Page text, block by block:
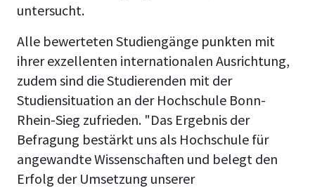
untersucht.
Alle bewerteten Studiengänge punkten mit
ihrer exzellenten internationalen Ausrichtung,
zudem sind die Studierenden mit der
Studiensituation an der Hochschule Bonn-
Rhein-Sieg zufrieden. "Das Ergebnis der
Befragung bestärkt uns als Hochschule für
angewandte Wissenschaften und belegt den
Erfolg der Umsetzung unserer